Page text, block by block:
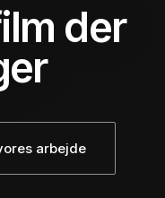
der
arbejde